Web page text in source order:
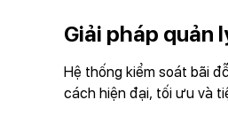
Giải pháp quản
Hệ thống kiểm soát bãi
cách hiện đại, tối ưu và